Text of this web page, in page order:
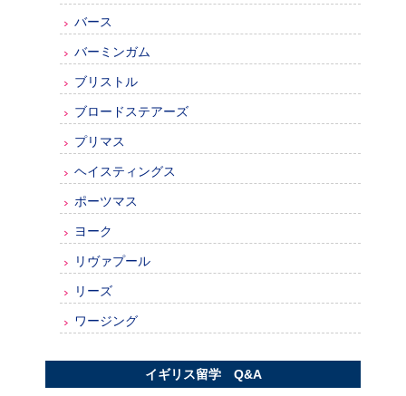
バース
バーミンガム
ブリストル
ブロードステアーズ
プリマス
ヘイスティングス
ポーツマス
ヨーク
リヴァプール
リーズ
ワージング
イギリス留学 Q&A